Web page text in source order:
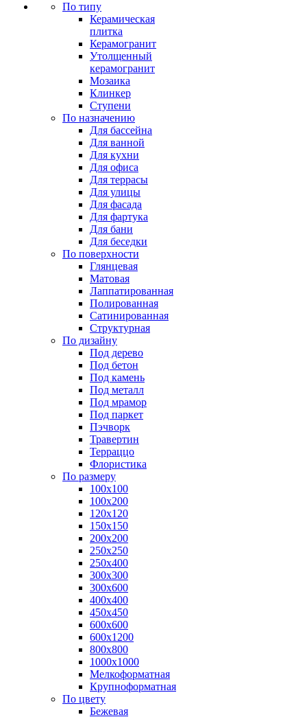
По типу
Керамическая
плитка
Керамогранит
Утолщенный
керамогранит
Мозаика
Клинкер
Ступени
По назначению
Для бассейна
Для ванной
Для кухни
Для офиса
Для террасы
Для улицы
Для фасада
Для фартука
Для бани
Для беседки
По поверхности
Глянцевая
Матовая
Лаппатированная
Полированная
Сатинированная
Структурная
По дизайну
Под дерево
Под бетон
Под камень
Под металл
Под мрамор
Под паркет
Пэчворк
Травертин
Терраццо
Флористика
По размеру
100х100
100х200
120х120
150х150
200х200
250х250
250х400
300х300
300х600
400х400
450х450
600х600
600х1200
800х800
1000х1000
Мелкоформатная
Крупноформатная
По цвету
Бежевая